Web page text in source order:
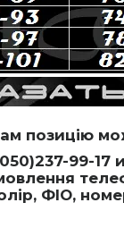
позицію
99-17
ФІО,